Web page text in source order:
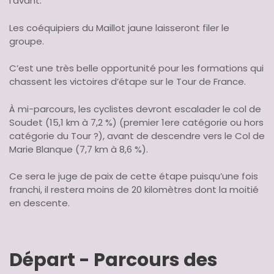
Les coéquipiers du Maillot jaune laisseront filer le
groupe.
C’est une très belle opportunité pour les formations qui
chassent les victoires d’étape sur le Tour de France.
À mi-parcours, les cyclistes devront escalader le col de
Soudet (15,1 km à 7,2 %) (premier 1ere catégorie ou hors
catégorie du Tour ?), avant de descendre vers le Col de
Marie Blanque (7,7 km à 8,6 %).
Ce sera le juge de paix de cette étape puisqu’une fois
franchi, il restera moins de 20 kilomètres dont la moitié
en descente.
Départ - Parcours des